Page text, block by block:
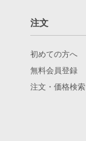
注文
初めての方へ
無料会員登録
注文・価格検索